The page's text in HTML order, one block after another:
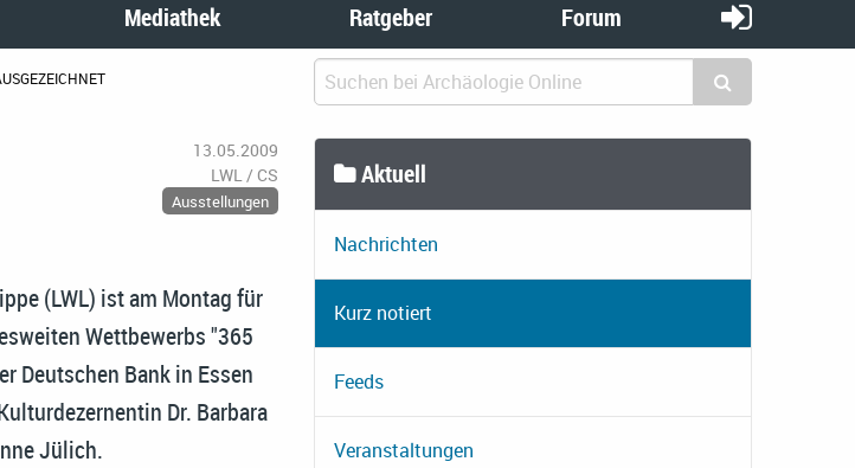
Mediathek Ratgeber Forum
13.05.2009
LWL / CS
Ausstellungen
(LWL) ist am Montag für
Wettbewerbs "365
Deutschen Bank in Essen
Dr. Barbara
Jülich.
Aktuell
Nachrichten
Kurz notiert
Feeds
Veranstaltungen